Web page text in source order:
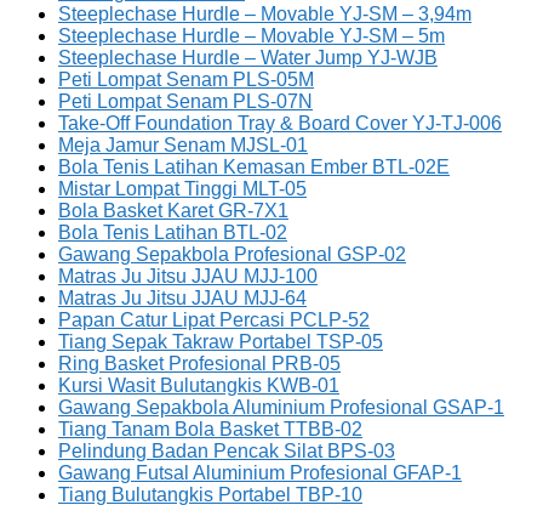
Steeplechase Hurdle – Movable YJ-SM – 3,94m
Steeplechase Hurdle – Movable YJ-SM – 5m
Steeplechase Hurdle – Water Jump YJ-WJB
Peti Lompat Senam PLS-05M
Peti Lompat Senam PLS-07N
Take-Off Foundation Tray & Board Cover YJ-TJ-006
Meja Jamur Senam MJSL-01
Bola Tenis Latihan Kemasan Ember BTL-02E
Mistar Lompat Tinggi MLT-05
Bola Basket Karet GR-7X1
Bola Tenis Latihan BTL-02
Gawang Sepakbola Profesional GSP-02
Matras Ju Jitsu JJAU MJJ-100
Matras Ju Jitsu JJAU MJJ-64
Papan Catur Lipat Percasi PCLP-52
Tiang Sepak Takraw Portabel TSP-05
Ring Basket Profesional PRB-05
Kursi Wasit Bulutangkis KWB-01
Gawang Sepakbola Aluminium Profesional GSAP-1
Tiang Tanam Bola Basket TTBB-02
Pelindung Badan Pencak Silat BPS-03
Gawang Futsal Aluminium Profesional GFAP-1
Tiang Bulutangkis Portabel TBP-10